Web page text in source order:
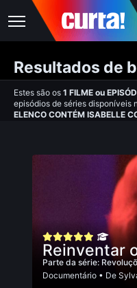
Resultados de
Estes são os 1 FILME ou
episódios de séries disponíveis
ELENCO CONTÉM ISABELLE
Reinventar
Parte da série:
Documentário • De